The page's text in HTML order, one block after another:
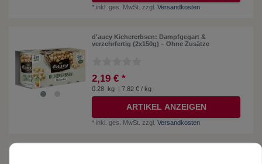
* inkl. ges. MwSt. zzgl.Versandkosten
d'aucy Kichererbsen: Dampfgegart &
verzehrfertig (2x150g) – Ohne Zusätze
2,19 € *
0.28 kg | 7,82 € / kg
ARTIKEL ANZEIGEN
* inkl. ges. MwSt. zzgl.Versandkosten